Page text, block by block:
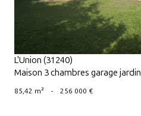
L'Union (31240)
Maison 3 chambres garage jardin
85,42 m² - 256 000 €